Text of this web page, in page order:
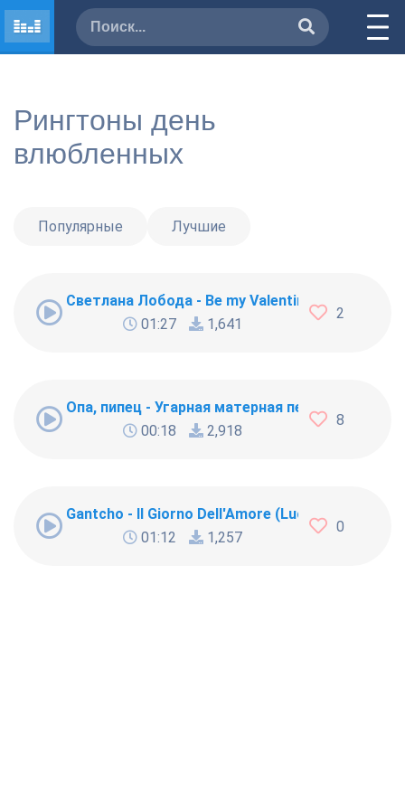
Рингтоны день
влюбленных
Популярные Лучшие
Светлана Лобода - Be my Valentine
01:27
1,641
2
Опа, пипец - Угарная матерная песня)
00:18
2,918
8
Gantcho - Il Giorno Dell'Amore (Luca Lombardi
01:12
1,257
0